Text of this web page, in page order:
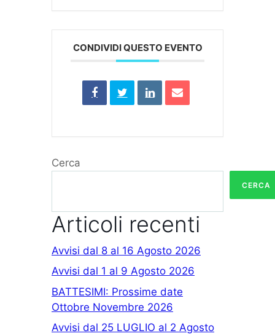
CONDIVIDI QUESTO EVENTO
Cerca
CERCA
Articoli recenti
Avvisi dal 8 al 16 Agosto 2026
Avvisi dal 1 al 9 Agosto 2026
BATTESIMI: Prossime date
Ottobre Novembre 2026
Avvisi dal 25 LUGLIO al 2 Agosto